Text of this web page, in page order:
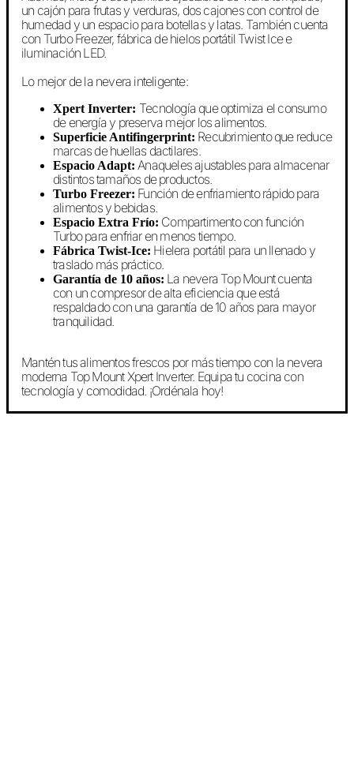
un cajón para frutas y verduras, dos cajones con control de
humedad y un espacio para botellas y latas. También cuenta
con Turbo Freezer, fábrica de hielos portátil Twist Ice e
iluminación LED.
Lo mejor de la nevera inteligente:
Xpert Inverter: Tecnología que optimiza el consumo
de energía y preserva mejor los alimentos.
Superficie Antifingerprint: Recubrimiento que reduce
marcas de huellas dactilares.
Espacio Adapt: Anaqueles ajustables para almacenar
distintos tamaños de productos.
Turbo Freezer: Función de enfriamiento rápido para
alimentos y bebidas.
Espacio Extra Frío: Compartimento con función
Turbo para enfriar en menos tiempo.
Fábrica Twist-Ice: Hielera portátil para un llenado y
traslado más práctico.
Garantía de 10 años: La nevera Top Mount cuenta
con un compresor de alta eficiencia que está
respaldado con una garantía de 10 años para mayor
tranquilidad.
Mantén tus alimentos frescos por más tiempo con la nevera
moderna Top Mount Xpert Inverter. Equipa tu cocina con
tecnología y comodidad. ¡Ordénala hoy!